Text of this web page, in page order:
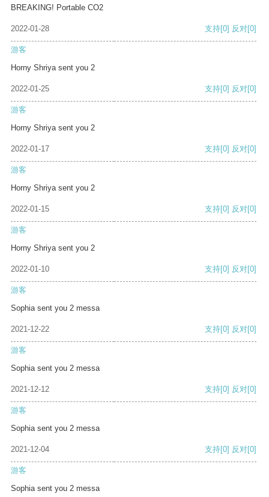
BREAKING! Portable CO2
2022-01-28 支持[0] 反对[0]
游客
Horny Shriya sent you 2
2022-01-25 支持[0] 反对[0]
游客
Horny Shriya sent you 2
2022-01-17 支持[0] 反对[0]
游客
Horny Shriya sent you 2
2022-01-15 支持[0] 反对[0]
游客
Horny Shriya sent you 2
2022-01-10 支持[0] 反对[0]
游客
Sophia sent you 2 messa
2021-12-22 支持[0] 反对[0]
游客
Sophia sent you 2 messa
2021-12-12 支持[0] 反对[0]
游客
Sophia sent you 2 messa
2021-12-04 支持[0] 反对[0]
游客
Sophia sent you 2 messa